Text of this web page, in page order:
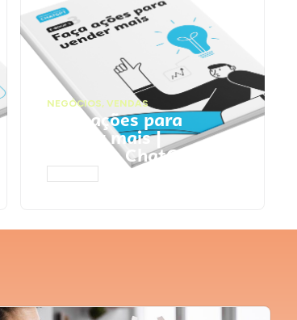
NEGÓCIOS, VENDAS
Faça ações para
vender mais |
Prompts ChatGPT